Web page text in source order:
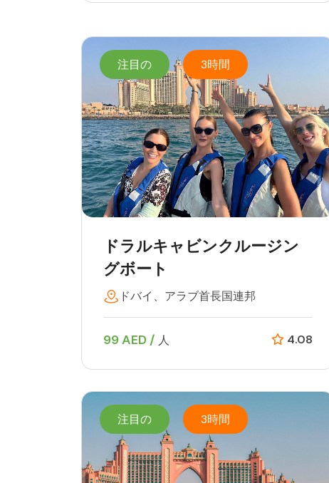
注目の 3時間
ドラルキャビンクルージン
グボート
ドバイ、アラブ首長国連邦
99 AED / 人 4.08
注目の 3時間